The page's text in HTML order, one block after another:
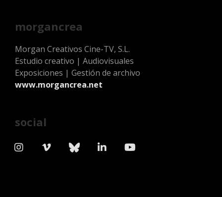
morgancrea
Morgan Creativos Cine-TV, S.L.
Estudio creativo | Audiovisuales
Exposiciones | Gestión de archivo
www.morgancrea.net
social